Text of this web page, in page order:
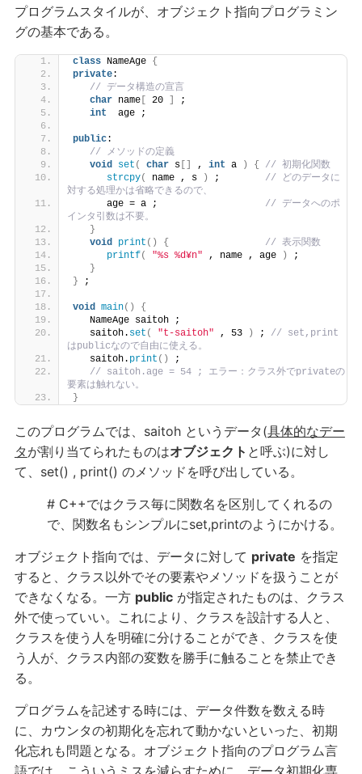
プログラムスタイルが、オブジェクト指向プログラミン
グの基本である。
class NameAge {
private:
// データ構造の宣言
char name[ 20
;
int
  age ;
public:
// メソッドの定義
void set ( char s[] , int a ) {
// 初期化関数
strcpy( name , s ) ; // どのデータに
対する処理かは省略できるので、
      age = a ;
// データへのポ
インタ引数は不要。
}
void print () {
// 表示関数
printf( "%s %d¥n" , name , age )
;
}
} ;
void main()
{
   NameAge saitoh ;
   saitoh.
set ( "t-saitoh" , 53 ) ; // set,print
はpublicなので自由に使える。
   saitoh.
print ()
;
// saitoh.age = 54 ; エラー：クラス外でprivateの
要素は触れない。
}
このプログラムでは、saitoh というデータ(具体的なデー
タが割り当てられたものはオブジェクト と呼ぶ)に対し
て、set() , print() のメソッドを呼び出している。
# C++ではクラス毎に関数名を区別してくれるの
で、関数名もシンプルにset,printのようにかける。
オブジェクト指向では、データに対して private を指定
すると、クラス以外でその要素やメソッドを扱うことが
できなくなる。一方 publicが指定されたものは、クラス
外で使っていい。これにより、クラスを設計する人と、
クラスを使う人を明確に分けることができ、クラスを使
う人が、クラス内部の変数を勝手に触ることを禁止でき
る。
プログラムを記述する時には、データ件数を数える時
に、カウンタの初期化を忘れて動かないといった、初期
化忘れも問題となる。オブジェクト指向のプログラム言
語では、こういうミスを減らすために、 データ初期化専